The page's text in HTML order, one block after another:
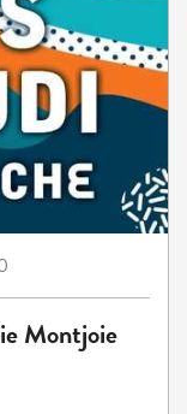
Montjoie